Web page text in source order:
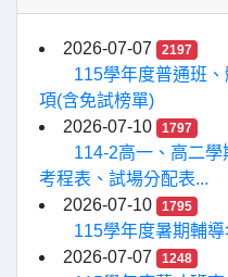
2026-07-07 2197
115學年度普通班
項(含免試榜單)
2026-07-10
1797
114-2高一、高二
考程表、試場分配表...
2026-07-10
1795
115學年度暑期輔
2026-07-07
1248